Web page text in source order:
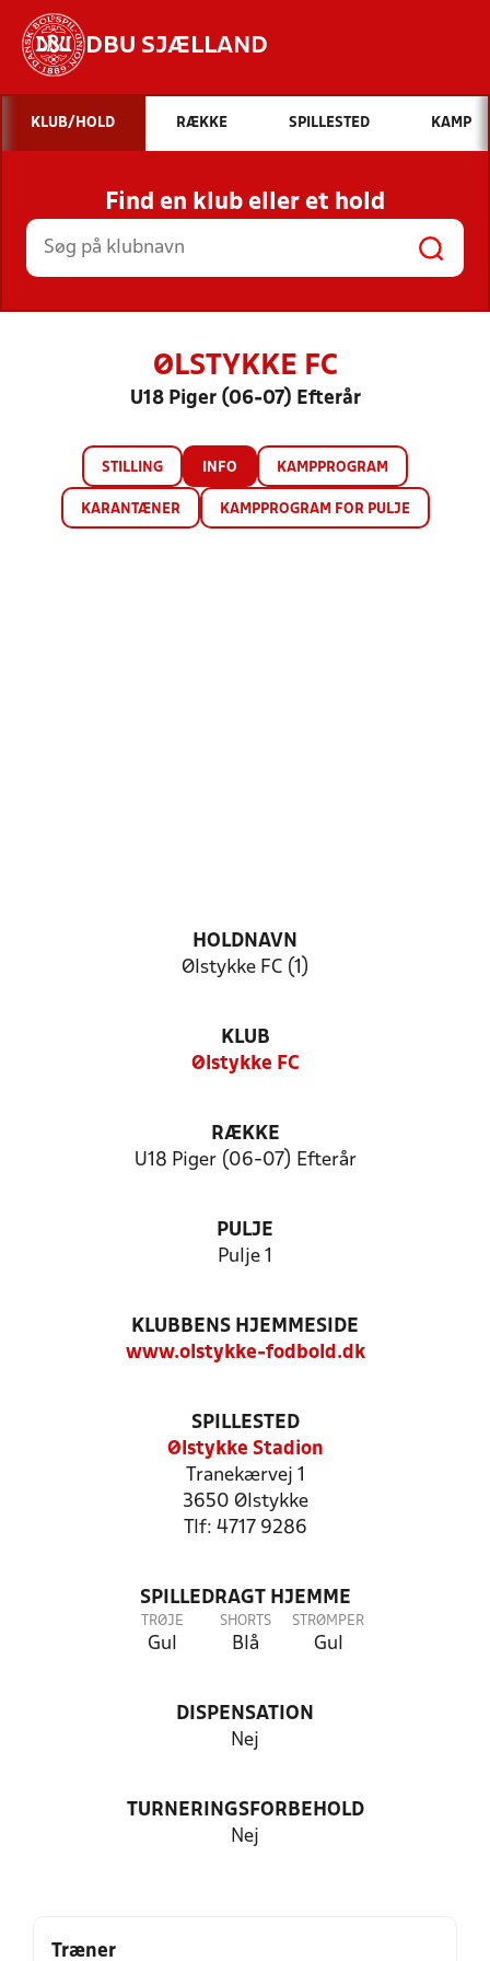
DBU SJÆLLAND
Hvad vil du søge efter?
INDHOLD OG NYHEDER
STILLINGER, RESULTATER, KLUBBER OG
HOLD
KLUB/HOLD RÆKKE SPILLESTED KAMP
Find en klub eller et hold
ØLSTYKKE FC
U18 Piger (06-07) Efterår
STILLING INFO KAMPPROGRAM
KARANTÆNER KAMPPROGRAM FOR PULJE
HOLDNAVN
Ølstykke FC (1)
KLUB
Ølstykke FC
RÆKKE
U18 Piger (06-07) Efterår
PULJE
Pulje 1
KLUBBENS HJEMMESIDE
www.olstykke-fodbold.dk
SPILLESTED
Ølstykke Stadion
Tranekærvej 1
3650 Ølstykke
Tlf: 4717 9286
SPILLEDRAGT HJEMME
TRØJE
Gul
SHORTS
Blå
STRØMPER
Gul
DISPENSATION
Nej
TURNERINGSFORBEHOLD
Nej
Træner